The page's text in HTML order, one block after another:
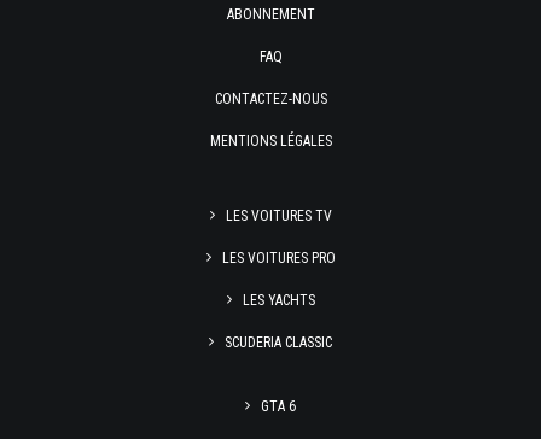
ABONNEMENT
FAQ
CONTACTEZ-NOUS
MENTIONS LÉGALES
LES VOITURES TV
LES VOITURES PRO
LES YACHTS
SCUDERIA CLASSIC
GTA 6